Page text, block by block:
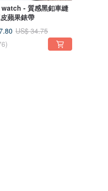
- 質感黑釦車縫
蘋果錶帶
US$ 34.75